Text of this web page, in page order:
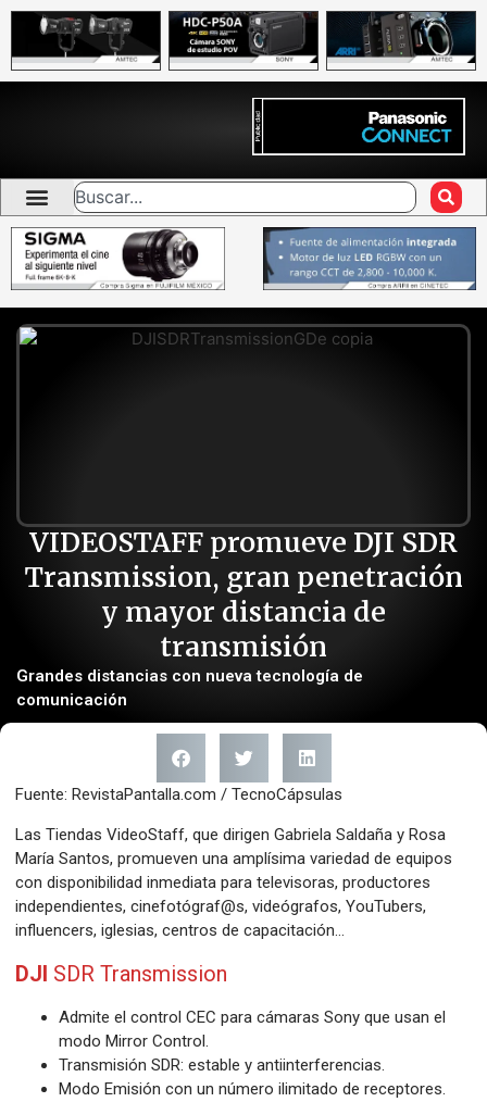
VIDEOSTAFF promueve DJI SDR
Transmission, gran penetración
y mayor distancia de
transmisión
Grandes distancias con nueva tecnología de
comunicación
Fuente: RevistaPantalla.com / TecnoCápsulas
Las Tiendas VideoStaff, que dirigen Gabriela Saldaña y Rosa
María Santos, promueven una amplísima variedad de equipos
con disponibilidad inmediata para televisoras, productores
independientes, cinefotógraf@s, videógrafos, YouTubers,
influencers, iglesias, centros de capacitación…
DJI SDR Transmission
Admite el control CEC para cámaras Sony que usan el
modo Mirror Control.
Transmisión SDR: estable y antiinterferencias.
Modo Emisión con un número ilimitado de receptores.